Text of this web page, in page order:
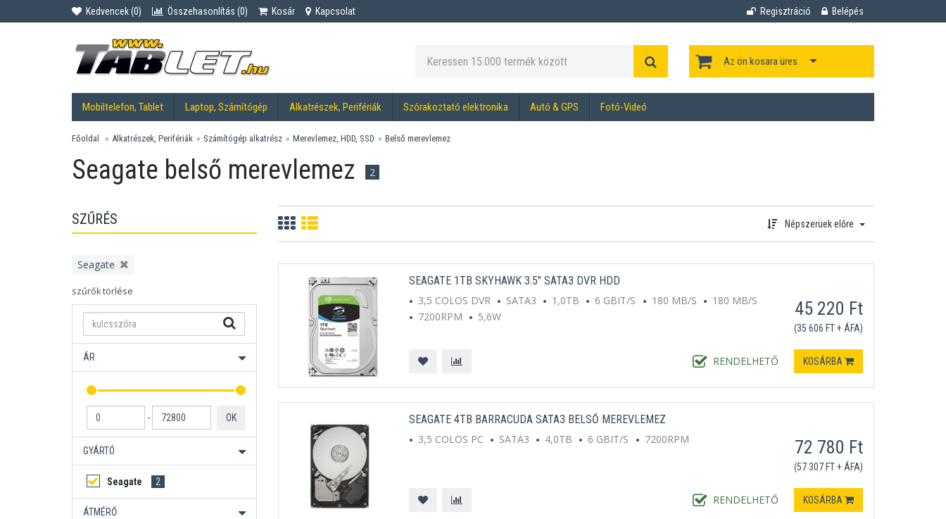
Kedvencek (0) Összehasonlítás (0) Kosár Kapcsolat Regisztráció Belépés
Az ön kosara üres.
Mobiltelefon, Tablet Laptop, Számítógép Alkatrészek, Perifériák Szórakoztató elektronika Autó & GPS Fotó-Videó
Főoldal Alkatrészek, Perifériák Számítógép alkatrész Merevlemez, HDD, SSD Belső merevlemez
Seagate belső merevlemez 2
SZŰRÉS
Seagate
szűrők törlése
ÁR
- OK
GYÁRTÓ
Seagate 2
ÁTMÉRŐ
Népszerüek előre
SEAGATE 1TB SKYHAWK 3.5" SATA3 DVR HDD
3,5 COLOS DVR
SATA3 1,0TB 6 GBIT/S 180 MB/S
180 MB/S
7200RPM
5,6W
RENDELHETŐ
45 220 Ft
(35 606 FT + ÁFA)
KOSÁRBA
SEAGATE 4TB BARRACUDA SATA3 BELSŐ MEREVLEMEZ
3,5 COLOS PC
SATA3 4,0TB 6 GBIT/S 7200RPM
RENDELHETŐ
72 780 Ft
(57 307 FT + ÁFA)
KOSÁRBA